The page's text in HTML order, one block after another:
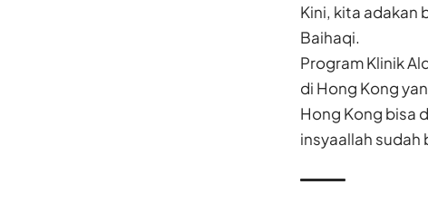
Kini, kita adakan
Baihaqi.
Program Klinik
di Hong Kong
Hong Kong bisa
insyaallah sudah